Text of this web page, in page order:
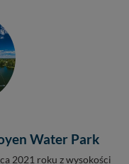
Water Park
2021 roku z wysokości